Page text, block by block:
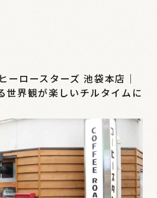
ーロースターズ 池袋本店｜
世界観が楽しいチルタイムに